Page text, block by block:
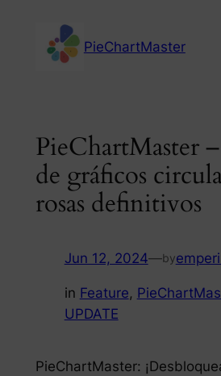
content
PieChartMaster
PieChartMaster
de gráficos
rosas definitivos
Jun 12, 2024—by
in Feature,
UPDATE
PieChartMaster: